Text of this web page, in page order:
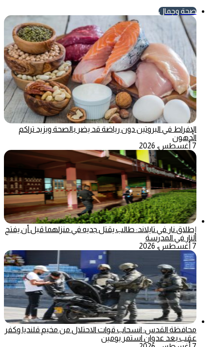
صحة وجمال
الإفراط في البروتين دون رياضة قد يضر بالصحة ويزيد تراكم
الدهون
7 أغسطس، 2026
إطلاق نار في تايلاند: طالب يقتل جديه في منزلهما قبل أن يفتح
النار في المدرسة
7 أغسطس، 2026
محافظة القدس: انسحاب قوات الاحتلال من مخيم قلنديا وكفر
عقب بعد عدوان استمر يومين